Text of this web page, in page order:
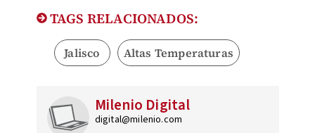
TAGS RELACIONADOS:
Jalisco Altas Temperaturas
Milenio Digital
digital@milenio.com